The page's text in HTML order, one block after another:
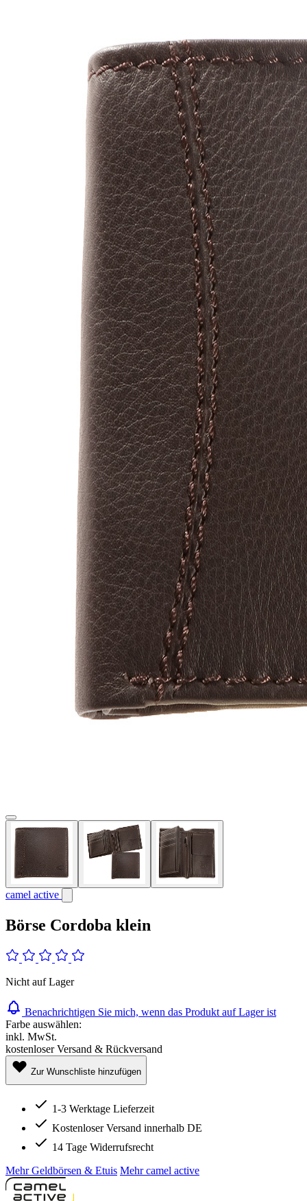
camel active
Börse Cordoba klein
Nicht auf Lager
Benachrichtigen Sie mich, wenn das Produkt auf Lager ist
Farbe auswählen:
inkl. MwSt.
kostenloser Versand & Rückversand
Zur Wunschliste hinzufügen
1-3 Werktage Lieferzeit
Kostenloser Versand innerhalb DE
14 Tage Widerrufsrecht
Mehr Geldbörsen & Etuis Mehr camel active